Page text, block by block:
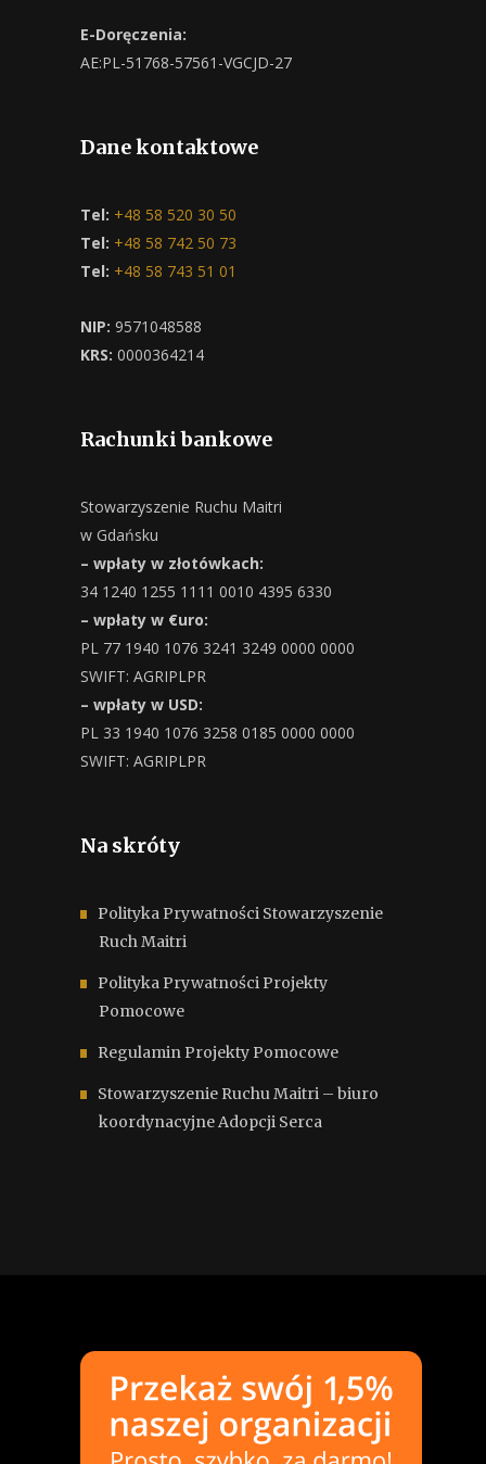
E-Doręczenia:
AE:PL-51768-57561-VGCJD-27
Dane kontaktowe
Tel: +48 58 520 30 50
Tel: +48 58 742 50 73
Tel: +48 58 743 51 01
NIP: 9571048588
KRS: 0000364214
Rachunki bankowe
Stowarzyszenie Ruchu Maitri
w Gdańsku
– wpłaty w złotówkach:
34 1240 1255 1111 0010 4395 6330
– wpłaty w €uro:
PL 77 1940 1076 3241 3249 0000 0000
SWIFT: AGRIPLPR
– wpłaty w USD:
PL 33 1940 1076 3258 0185 0000 0000
SWIFT: AGRIPLPR
Na skróty
Polityka Prywatności Stowarzyszenie
Ruch Maitri
Polityka Prywatności Projekty
Pomocowe
Regulamin Projekty Pomocowe
Stowarzyszenie Ruchu Maitri – biuro
koordynacyjne Adopcji Serca